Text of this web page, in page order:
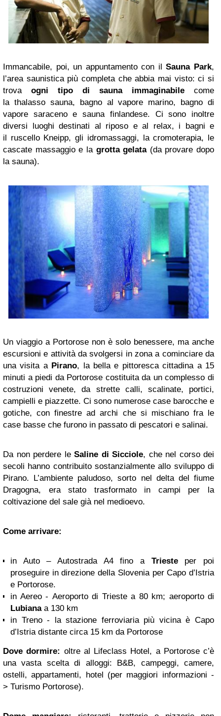
Immancabile, poi, un appuntamento con ilSauna Park,
l’area saunistica più completa che abbia mai visto: ci si
trova ogni tipo di sauna immaginabile come
la thalasso sauna, bagno al vapore marino, bagno di
vapore saraceno e sauna finlandese. Ci sono inoltre
diversi luoghi destinati al riposo e al relax, i bagni e
il ruscello Kneipp, gli idromassaggi, la cromoterapia, le
cascate massaggio e la grotta gelata (da provare dopo
la sauna).
Un viaggio a Portorose non è solo benessere, ma anche
escursioni e attività da svolgersi in zona a cominciare da
una visita a Pirano, la bella e pittoresca cittadina a 15
minuti a piedi da Portorose costituita da un complesso di
costruzioni venete, da strette calli, scalinate, portici,
campielli e piazzette. Ci sono numerose case barocche e
gotiche, con finestre ad archi che si mischiano fra le
case basse che furono in passato di pescatori e salinai.
Da non perdere le Saline di Sicciole, che nel corso dei
secoli hanno contribuito sostanzialmente allo sviluppo di
Pirano. L’ambiente paludoso, sorto nel delta del fiume
Dragogna, era stato trasformato in campi per la
coltivazione del sale già nel medioevo.
Come arrivare:
in Auto – Autostrada A4 fino a Triesteper poi
proseguire in direzione della Slovenia per Capo d’Istria
e Portorose.
in Aereo - Aeroporto di Trieste a 80 km; aeroporto di
Lubianaa 130 km
in Treno - la stazione ferroviaria più vicina è Capo
d’Istria distante circa 15 km da Portorose
Dove dormire: oltre al Lifeclass Hotel, a Portorose c’è
una vasta scelta di alloggi: B&B, campeggi, camere,
ostelli, appartamenti, hotel (per maggiori informazioni -
> Turismo Portorose).